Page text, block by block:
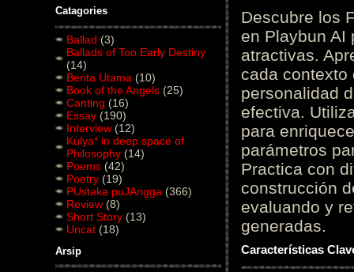
Catagories
Ballad (3)
Ballads of Too Early Destiny
(14)
Berita Utama (10)
Book of the Angels (25)
Canting (16)
Essay (190)
Interview (12)
Kulya* in deep space of
Philosophy (14)
Poems (42)
Poetry (19)
PUstaka puJAngga (366)
Review (8)
Short Story (13)
Uncat (18)
Arsip
Descubre los
en Playbun AI
atractivas.
cada contexto
personalidad
efectiva.
para
parámetros
Practica con
construcción
evaluando y
generadas.
Características